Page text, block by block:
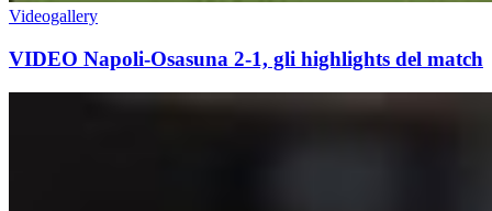
Videogallery
VIDEO Napoli-Osasuna 2-1, gli highlights del match